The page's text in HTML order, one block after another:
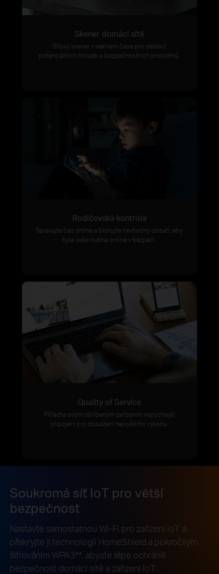
Skener domácí sítě
Síťový skener v reálném čase pro detekci
potenciálních hrozeb a bezpečnostních problémů.
Rodičovská kontrola
Spravujte čas online a blokujte nevhodný obsah, aby
byla vaše rodina online v bezpečí.
Quality of Service
Přiřaďte svým oblíbeným zařízením nejrychlejší
připojení pro dosažení nejvyššího výkonu.
Soukromá síť IoT pro větší
bezpečnost
Nastavte samostatnou Wi-Fi pro zařízení IoT a
překryjte ji technologií HomeShield a pokročilým
šifrováním WPA3**, abyste lépe ochránili
bezpečnost domácí sítě a zařízení IoT.